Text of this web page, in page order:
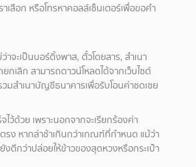
เลือก หรือโทรหาคอลล์เซ็นเตอร์เพื่อขอคำ
จะเป็นบอร์ดิ้งพาส, ตั๋วโดยสาร, สำเนา
เลิก สามารถดาวน์โหลดได้จากเว็บไซต์
มสำเนาบัญชีธนาคารเพื่อรับโอนค่าชดเชย
ด้วย เพราะนอกจากจะเรียกร้องค่า
ตรง หากล่าช้าเกินกว่าเกณฑ์ที่กำหนด แม้ว่า
ดีกว่าปล่อยให้ข้าวของสุดหวงหรือกระเป๋า